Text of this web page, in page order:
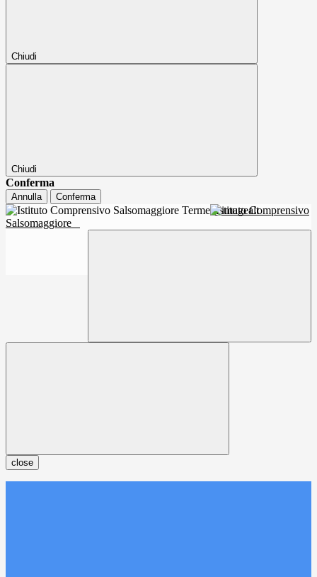
Chiudi
Chiudi
Conferma
Annulla Conferma
Istituto Comprensivo
Salsomaggiore
close